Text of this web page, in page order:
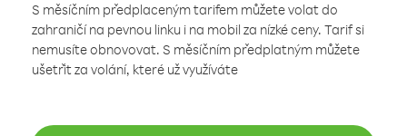
S měsíčním předplaceným tarifem můžete volat do
zahraničí na pevnou linku i na mobil za nízké ceny. Tarif si
nemusíte obnovovat. S měsíčním předplatným můžete
ušetřit za volání, které už využíváte